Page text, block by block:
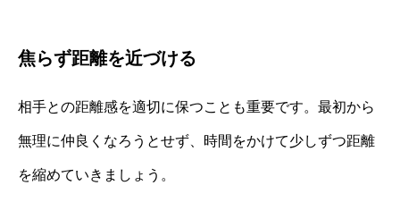
焦らず距離を近づける
相手との距離感を適切に保つことも重要です。最初から
無理に仲良くなろうとせず、時間をかけて少しずつ距離
を縮めていきましょう。